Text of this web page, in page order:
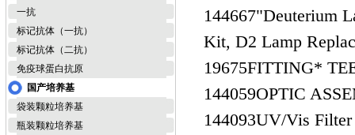
一抗
标记抗体（一抗）
标记抗体（二抗）
免疫球蛋白抗原
国产培养基
袋装颗粒培养基
瓶装颗粒培养基
144667"Deuterium
Kit, D2 Lamp
19675FITTING*
144059OPTIC
144093UV/Vis